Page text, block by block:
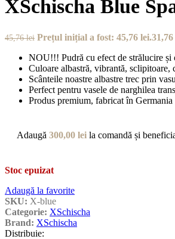
XSchischa Blue
45,76lei Prețul inițial a fost: 45,76 lei.31,76
NOU!!! Pudră cu efect de strălucire și
Culoare albastră, vibrantă, sclipitoare,
Scânteile noastre albastre trec prin
Perfect pentru vasele de narghilea
Produs premium, fabricat în Germania
Adaugă 300,00 lei la comandă și
Stoc epuizat
Adaugă la favorite
SKU: X-blue
Categorie: XSchischa
Brand: XSchischa
Distribuie: